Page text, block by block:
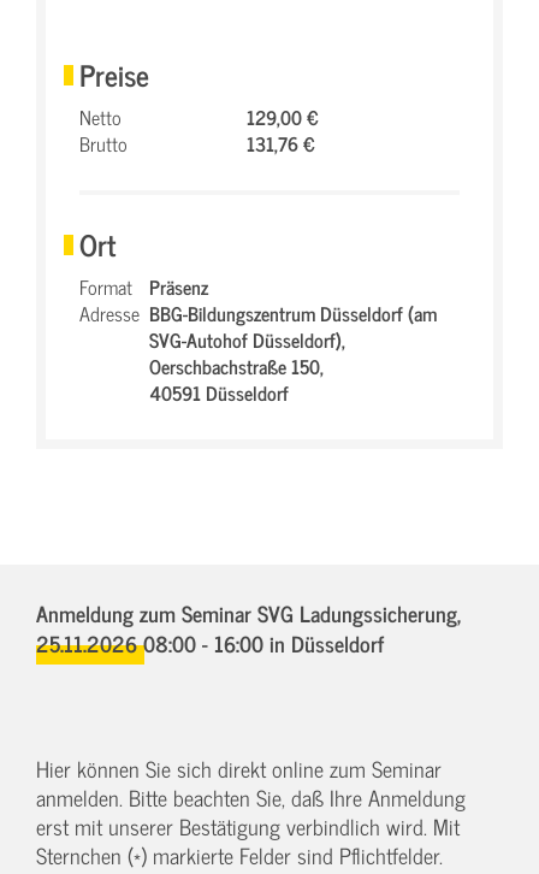
Preise
Netto
129,00 €
Brutto
131,76 €
Ort
Format Präsenz
Adresse BBG-Bildungszentrum Düsseldorf (am
SVG-Autohof Düsseldorf),
Oerschbachstraße 150,
40591 Düsseldorf
Anmeldung zum Seminar SVG Ladungssicherung,
25.11.2026 08:00 - 16:00in Düsseldorf
Hier können Sie sich direkt online zum Seminar
anmelden. Bitte beachten Sie, daß Ihre Anmeldung
erst mit unserer Bestätigung verbindlich wird. Mit
Sternchen (*) markierte Felder sind Pflichtfelder.